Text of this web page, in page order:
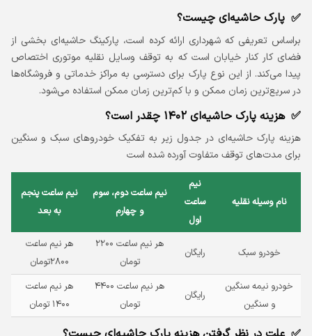
پارک حاشیه‌ای چیست؟
براساس تعریفی که شهرداری ارائه کرده است، پارکینگ حاشیه‌ای بخشی از
فضای کار کنار خیابان است که به توقف وسایل نقلیه موتوری اختصاص
پیدا می‌کند. از این نوع پارک برای دسترسی به مراکز خدماتی و فروشگاه‌ها
در سریع‌ترین زمان ممکن و با کم‌ترین زمان ممکن استفاده می‌شود.
هزینه پارک حاشیه‌ای ۱۴۰۲ چقدر است؟
هزینه پارک حاشیه‌ای در جدول زیر به تفکیک خودروهای سبک و سنگین
برای مدت‌های توقف متفاوت آورده شده است
نام وسیله نقلیه
نیم
ساعت
اول
نیم ساعت دوم، سوم
و چهارم
نیم ساعت پنجم
به بعد
خودرو سبک رایگان
هر نیم ساعت ۲۲۰۰
تومان
هر نیم ساعت
۲۸۰۰تومان
خودرو نیمه سنگین
و سنگین
رایگان
هر نیم ساعت ۴۴۰۰
تومان
هر نیم ساعت
۱۴۰۰ تومان